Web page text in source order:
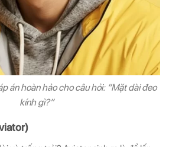
án hoàn hảo cho câu hỏi: “Mặt dài đeo
kính gì?”